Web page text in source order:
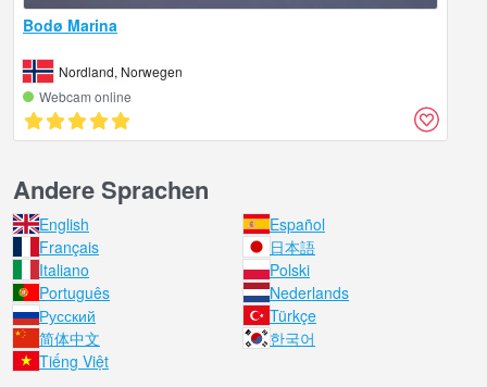
Bodø Marina
Nordland, Norwegen
Webcam online
Andere Sprachen
English
Español
Français
日本語
Italiano
Polski
Português
Nederlands
Русский
Türkçe
简体中文
한국어
Tiếng Việt